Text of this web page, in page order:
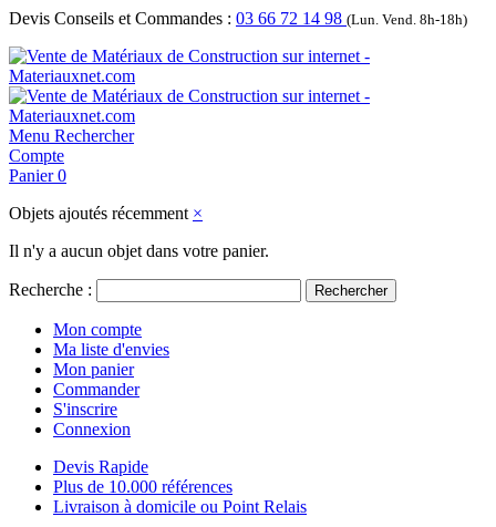
Devis Conseils et Commandes : 03 66 72 14 98 (Lun. Vend. 8h-18h)
Menu Rechercher
Compte
Panier 0
Objets ajoutés récemment ×
Il n'y a aucun objet dans votre panier.
Recherche : Rechercher
Mon compte
Ma liste d'envies
Mon panier
Commander
S'inscrire
Connexion
Devis Rapide
Plus de 10.000 références
Livraison à domicile ou Point Relais